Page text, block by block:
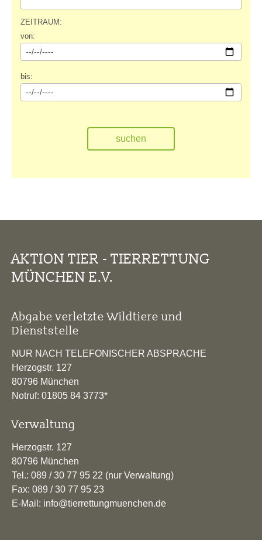
ZEITRAUM:
von:
bis:
AKTION TIER - TIERRETTUNG
MÜNCHEN E.V.
Abgabe verletzte Wildtiere und
Dienststelle
NUR NACH TELEFONISCHER ABSPRACHE
Herzogstr. 127
80796 München
Notruf: 01805 84 3773*
Verwaltung
Herzogstr. 127
80796 München
Tel.: 089 / 30 77 95 22 (nur Verwaltung)
Fax: 089 / 30 77 95 23
E-Mail: info@tierrettungmuenchen.de